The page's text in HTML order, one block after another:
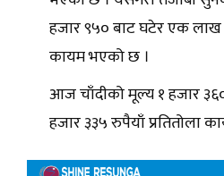
हजार ९५० बाट घटेर एक
कायम भएको छ ।
आज चाँदीको मूल्य १ हजार
हजार ३३५ रुपैयाँ प्रतितोला